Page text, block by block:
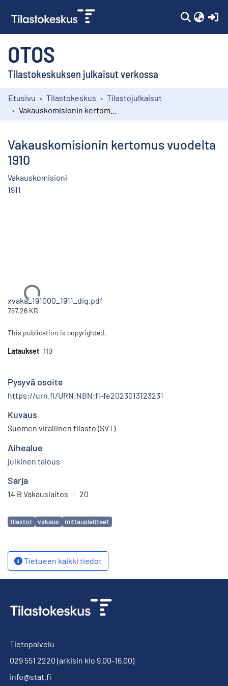
OTOS
Tilastokeskuksen julkaisut verkossa
Kokoelmat
Etusivu Tilastokeskus
Tilastojulkaisut
Vakauskomisionin kertomus vuodelta
1910
Vakauskomisioni
1911
Ladataan...
xvaka_191000_1911_dig.pdf
767.26 KB
This publication is copyrighted.
Lataukset 110
Pysyvä osoite
https://urn.fi/URN:NBN:fi-fe2023013123231
Kuvaus
Suomen virallinen tilasto (SVT)
Aihealue
julkinen talous
Sarja
14 B Vakauslaitos | 20
Avainsanat
tilastot vakaus mittauslaitteet
Tietueen kaikki tiedot
Tietopalvelu
029 551 2220 (arkisin klo 9.00-16.00)
info@stat.fi